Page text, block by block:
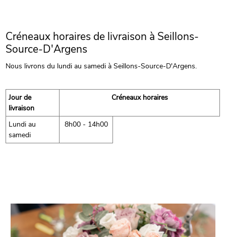
Créneaux horaires de livraison à Seillons-
Source-D'Argens
Nous livrons du lundi au samedi à Seillons-Source-D'Argens.
Jour de
livraison
Créneaux horaires
Lundi au
samedi
8h00 - 14h00